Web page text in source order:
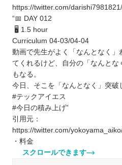
https://twitter.com/
“📅 DAY 012
🖥 1.5 hour
Curriculum 04-03/04-04
動画で先生がよく「なんとなく」
てくれるけど、自分の「なんとな
もなる。
今日、そこを「なんとなく」突
#テックアイエス
#今日の積み上げ”
引用元：
https://twitter.com/
・料金
スクロールできます